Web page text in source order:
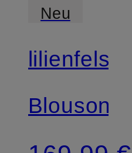
Neu
lilienfels
Blouson